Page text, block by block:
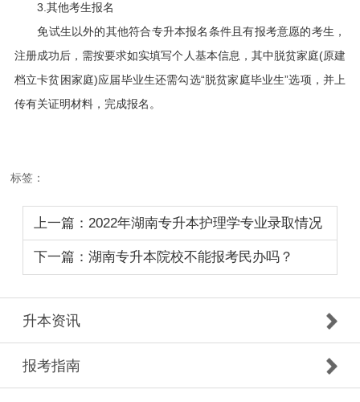
3.其他考生报名
免试生以外的其他符合专升本报名条件且有报考意愿的考生，
注册成功后，需按要求如实填写个人基本信息，其中脱贫家庭(原建
档立卡贫困家庭)应届毕业生还需勾选“脱贫家庭毕业生”选项，并上
传有关证明材料，完成报名。
标签：
上一篇：2022年湖南专升本护理学专业录取情况
下一篇：湖南专升本院校不能报考民办吗？
升本资讯
报考指南